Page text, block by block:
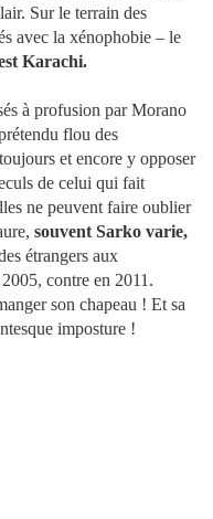
Sur le terrain des
avec la xénophobie – le
Karachi.
à profusion par Morano
flou des
et encore y opposer
de celui qui fait
ne peuvent faire oublier
souvent Sarko varie,
étrangers aux
contre en 2011.
son chapeau ! Et sa
imposture !